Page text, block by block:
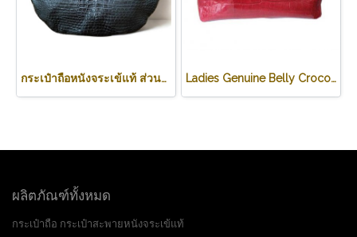
กระเป๋าถือหนังจระเข้แท้ ส่วนท้อง สีดำ ทรงนิ่ม น้ำหนักเบา รหัส CODE: CRW0222H-BL Ladies Genuine Belly Crocodile Leather Shoulder Bag in Red Crocodile Skin #CRW213H
ผลิตภัณฑ์ทั้งหมด
กระเป๋าถือ กระเป๋าสะพายหนังจระเข้แท้